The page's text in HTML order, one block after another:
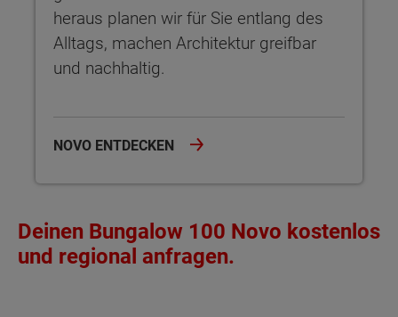
heraus planen wir für Sie entlang des
Alltags, machen Architektur greifbar
und nachhaltig.
NOVO ENTDECKEN
Deinen Bungalow 100 Novo kostenlos
und regional anfragen.